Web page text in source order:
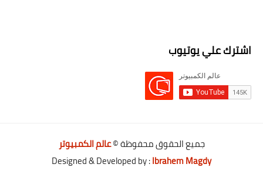
اشترك علي يوتيوب
جميع الحقوق محفوظة ©عالم الكمبيوتر
Designed & Developed by :Ibrahem Magdy